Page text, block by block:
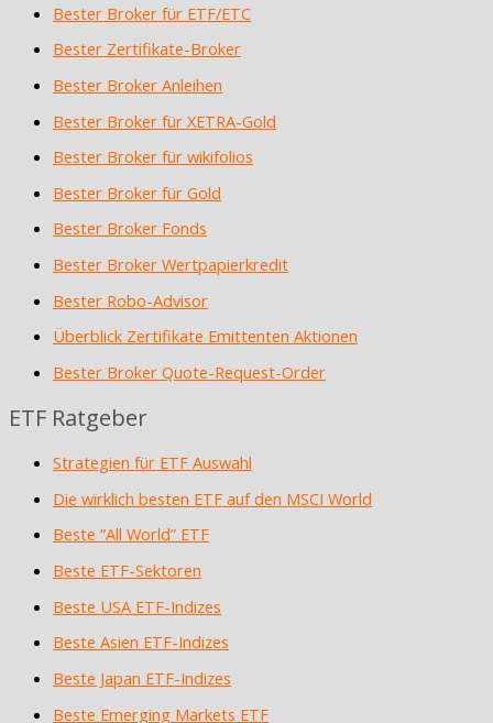
Bester Broker für ETF/ETC
Bester Zertifikate-Broker
Bester Broker Anleihen
Bester Broker für XETRA-Gold
Bester Broker für wikifolios
Bester Broker für Gold
Bester Broker Fonds
Bester Broker Wertpapierkredit
Bester Robo-Advisor
Überblick Zertifikate Emittenten Aktionen
Bester Broker Quote-Request-Order
ETF Ratgeber
Strategien für ETF Auswahl
Die wirklich besten ETF auf den MSCI World
Beste “All World” ETF
Beste ETF-Sektoren
Beste USA ETF-Indizes
Beste Asien ETF-Indizes
Beste Japan ETF-Indizes
Beste Emerging Markets ETF